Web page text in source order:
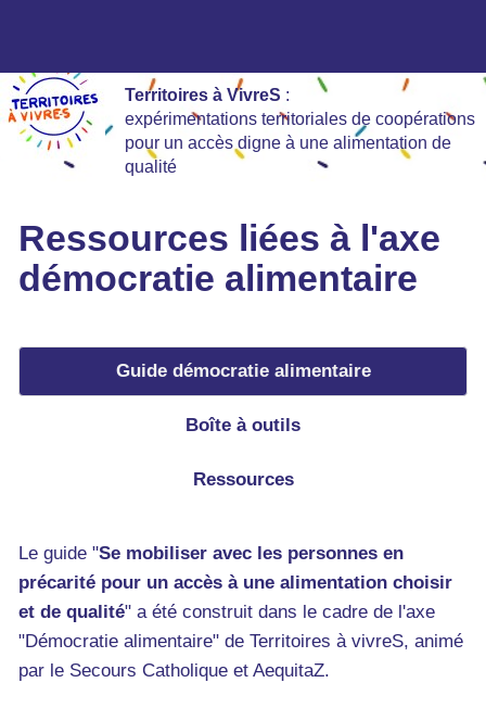
Territoires à VivreS :
expérimentations territoriales de coopérations
pour un accès digne à une alimentation de
qualité
Ressources liées à l'axe
démocratie alimentaire
Guide démocratie alimentaire
Boîte à outils
Ressources
Le guide "Se mobiliser avec les personnes en
précarité pour un accès à une alimentation choisir
et de qualité" a été construit dans le cadre de l'axe
"Démocratie alimentaire" de Territoires à vivreS, animé
par le Secours Catholique et AequitaZ.